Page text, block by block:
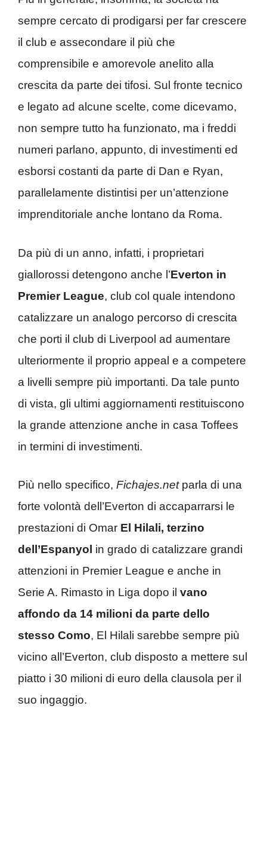
sempre cercato di prodigarsi per far crescere
il club e assecondare il più che
comprensibile e amorevole anelito alla
crescita da parte dei tifosi. Sul fronte tecnico
e legato ad alcune scelte, come dicevamo,
non sempre tutto ha funzionato, ma i freddi
numeri parlano, appunto, di investimenti ed
esborsi costanti da parte di Dan e Ryan,
parallelamente distintisi per un’attenzione
imprenditoriale anche lontano da Roma.
Da più di un anno, infatti, i proprietari
giallorossi detengono anche l’Everton in
Premier League, club col quale intendono
catalizzare un analogo percorso di crescita
che porti il club di Liverpool ad aumentare
ulteriormente il proprio appeal e a competere
a livelli sempre più importanti. Da tale punto
di vista, gli ultimi aggiornamenti restituiscono
la grande attenzione anche in casa Toffees
in termini di investimenti.
Più nello specifico, Fichajes.netparla di una
forte volontà dell’Everton di accaparrarsi le
prestazioni di Omar El Hilali, terzino
dell’Espanyol in grado di catalizzare grandi
attenzioni in Premier League e anche in
Serie A. Rimasto in Liga dopo il vano
affondo da 14 milioni da parte dello
stesso Como, El Hilali sarebbe sempre più
vicino all’Everton, club disposto a mettere sul
piatto i 30 milioni di euro della clausola per il
suo ingaggio.